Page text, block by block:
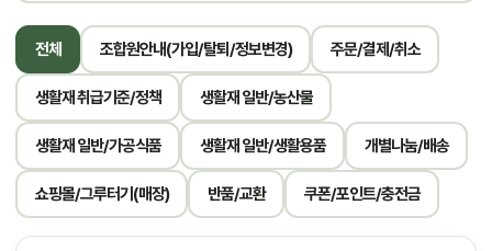
전체 조합원안내(가입/탈퇴/정보변경) 주문/결제/취소
생활재 취급기준/정책 생활재 일반/농산물
생활재 일반/가공식품 생활재 일반/생활용품 개별나눔/배송
쇼핑몰/그루터기(매장) 반품/교환 쿠폰/포인트/충전금